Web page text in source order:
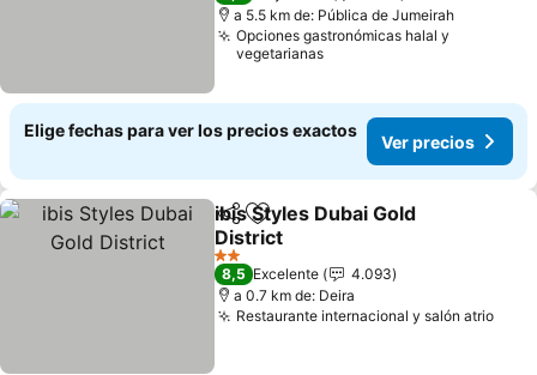
a 5.5 km de: Pública de Jumeirah
Opciones gastronómicas halal y
vegetarianas
Elige fechas para ver los precios exactos
Ver precios
CompartirAgregar a favoritos
ibis Styles Dubai Gold
District
2 Estrellas
8,5 Excelente
4.093
a 0.7 km de: Deira
Restaurante internacional y salón atrio